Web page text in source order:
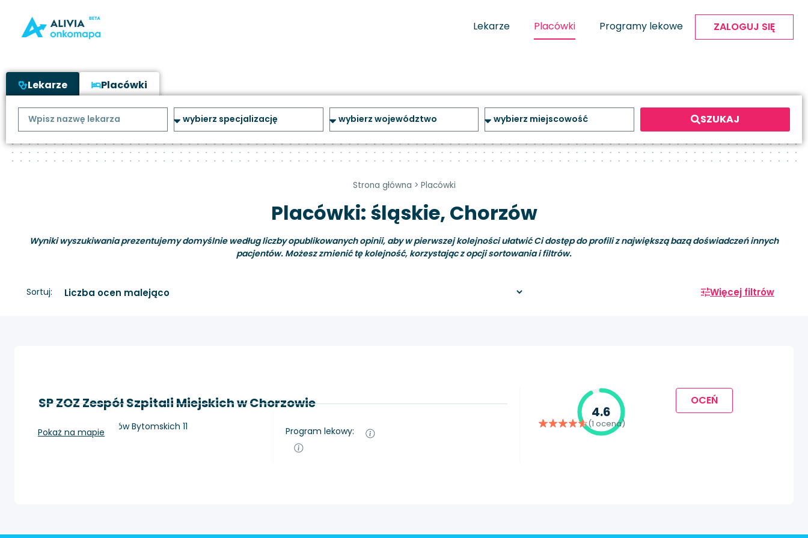
Lekarze Placówki Programy lekowe ZALOGUJ SIĘ
Lekarze Placówki
SZUKAJ
Strona główna > Placówki
Placówki: śląskie, Chorzów
Wyniki wyszukiwania prezentujemy domyślnie według liczby opublikowanych opinii, aby w pierwszej kolejności ułatwić Ci dostęp do profili z największą bazą doświadczeń innych
pacjentów. Możesz zmienić tę kolejność, korzystając z opcji sortowania i filtrów.
Sortuj: Więcej filtrów
SP ZOZ Zespół Szpitali Miejskich w Chorzowie
Chorzów, Strzelców Bytomskich 11
Pokaż na mapie Program lekowy:
4.6
(1 ocena)
OCEŃ